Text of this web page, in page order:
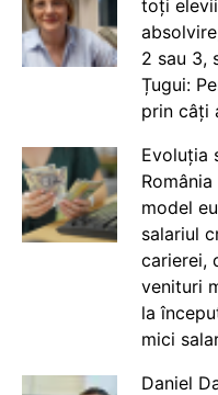
toți
2 sau 3,
Țugui:
prin câți
Evoluția
model
salariul
carierei,
venituri
la
mici
Daniel